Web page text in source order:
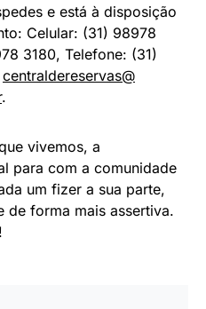
e está à disposição
Celular: (31) 98978
3180, Telefone: (31)
centraldereservas@
.
vivemos, a
para com a comunidade
um fizer a sua parte,
de forma mais assertiva.